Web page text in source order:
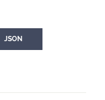
JSON